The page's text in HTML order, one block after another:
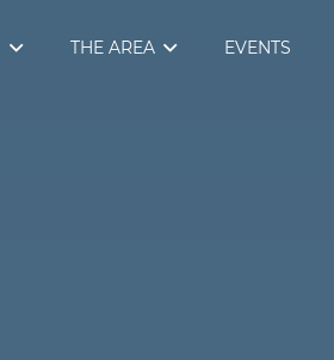
THE AREA EVENTS